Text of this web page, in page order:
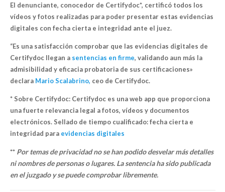
El denunciante, conocedor de Certifydoc*, certificó todos los
vídeos y fotos realizadas para poder presentar estas evidencias
digitales con fecha cierta e integridad ante el juez.
“Es una satisfacción comprobar que las evidencias digitales de
Certifydoc llegan a sentencias en firme, validando aun más la
admisibilidad y eficacia probatoria de sus certificaciones»
declara Mario Scalabrino, ceo de Certifydoc.
* Sobre Certifydoc: Certifydoc es una web app que proporciona
una fuerte relevancia legal a fotos, vídeos y documentos
electrónicos. Sellado de tiempo cualificado: fecha cierta e
integridad para evidencias digitales
** Por temas de privacidad no se han podido desvelar más detalles
ni nombres de personas o lugares. La sentencia ha sido publicada
en el juzgado y se puede comprobar libremente.